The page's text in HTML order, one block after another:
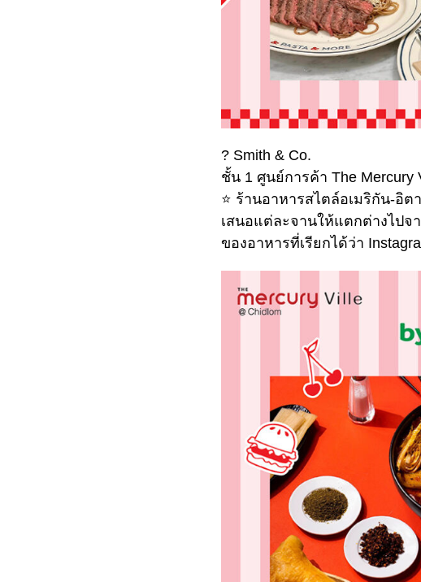
? Smith & Co.
ชั้น 1 ศูนย์การค้า The Mercury
⭐️ ร้านอาหารสไตล์อเมริกัน-อิ
เสนอแต่ละจานให้แตกต่างไปจ
ของอาหารที่เรียกได้ว่า